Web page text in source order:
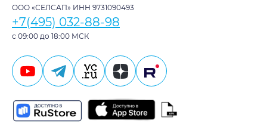
ООО «СЕЛСАП» ИНН 9731090493
+7(495) 032-88-98
с 09:00 до 18:00 МСК